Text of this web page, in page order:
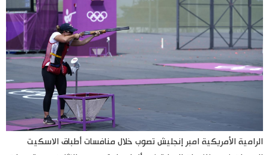
الرامية الأمريكية امبر إنجليش تصوب خلال منافسات أطباق الاسكيت